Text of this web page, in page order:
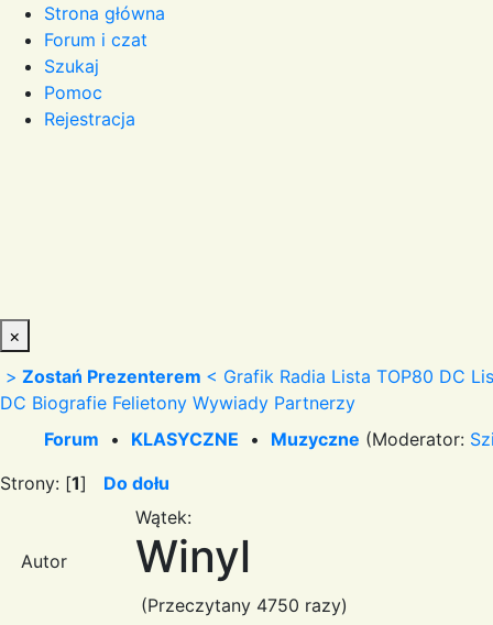
Strona główna
Forum i czat
Szukaj
Pomoc
Rejestracja
×
> Zostań Prezenterem < Grafik Radia Lista TOP80 DC
DC Biografie Felietony Wywiady Partnerzy
Forum • KLASYCZNE • Muzyczne (Moderator:
Strony: [1] Do dołu
Autor
Wątek:
Winyl
(Przeczytany 4750 razy)